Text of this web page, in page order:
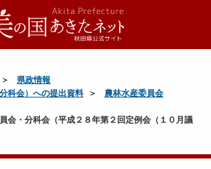
県政情報
科会）への提出資料
農林水産委員会
会・分科会（平成２８年第２回定例会（１０月議